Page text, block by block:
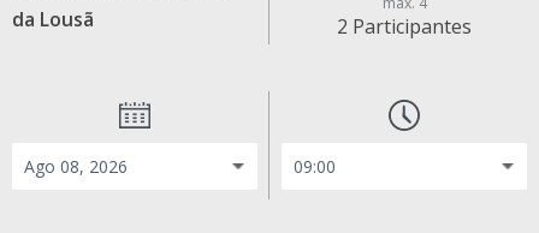
da Lousã
2 Participantes